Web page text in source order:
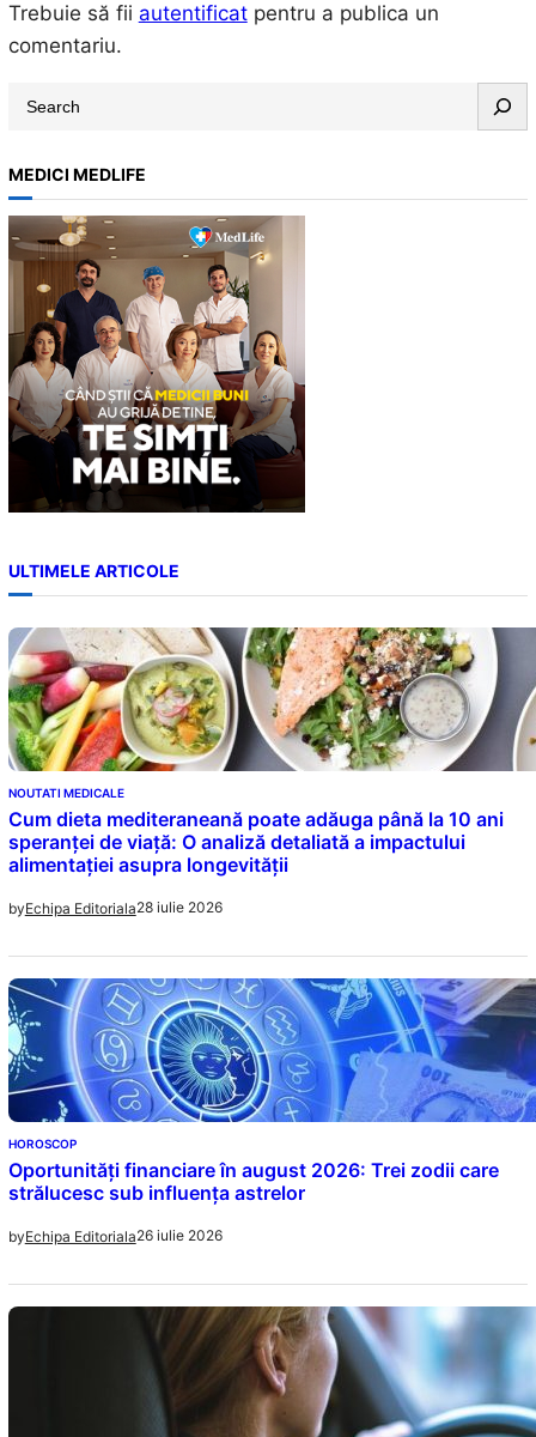
Trebuie să fii autentificatpentru a publica un
comentariu.
a
r
c
h
MEDICI MEDLIFE
ULTIMELE ARTICOLE
NOUTATI MEDICALE
Cum dieta mediteraneană poate adăuga până la 10 ani
speranței de viață: O analiză detaliată a impactului
alimentației asupra longevității
byEchipa Editoriala28 iulie 2026
HOROSCOP
Oportunități financiare în august 2026: Trei zodii care
strălucesc sub influența astrelor
byEchipa Editoriala26 iulie 2026